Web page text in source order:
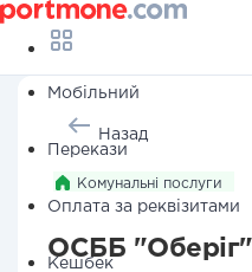
Мобільний
Перекази
Оплата за реквізитами
Кешбек
Назад
Комунальні послуги
ОСББ "Оберіг"